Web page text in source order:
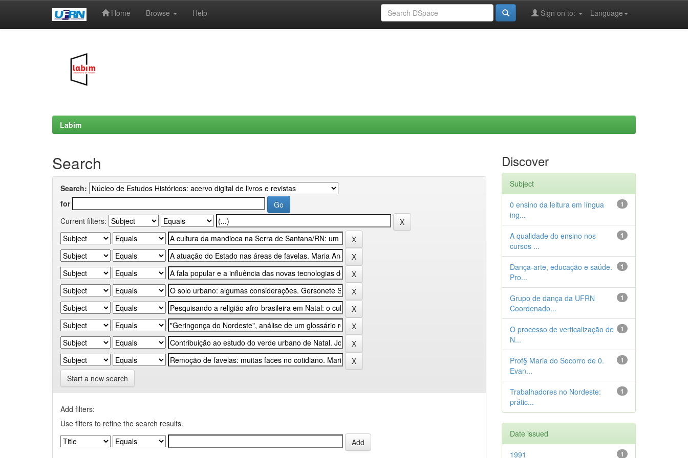
Home Browse Help Language
Sign on to:
Labim
Search
Search:
for
Current filters:
Start a new search
Add filters:
Use filters to refine the search results.
Discover
Subject
1
0 ensino da leitura em língua
ing...
1
A qualidade do ensino nos
cursos ...
1
Dança-arte, educação e saúde.
Pro...
1
Grupo de dança da UFRN
Coordenado...
1
O processo de verticalização de
N...
1
Prof§ Maria do Socorro de 0.
Evan...
1
Trabalhadores no Nordeste:
prátic...
Date issued
1
1991